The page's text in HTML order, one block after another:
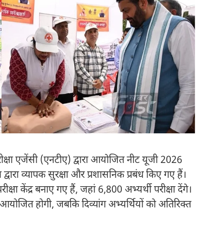
एजेंसी (एनटीए) द्वारा आयोजित नीट यूजी 2026
व्यापक सुरक्षा और प्रशासनिक प्रबंध किए गए हैं।
केंद्र बनाए गए हैं, जहां 6,800 अभ्यर्थी परीक्षा देंगे।
होगी, जबकि दिव्यांग अभ्यर्थियों को अतिरिक्त